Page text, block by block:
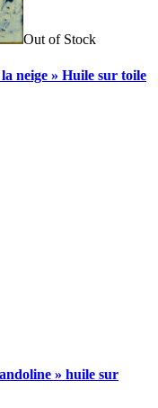
Out of Stock
neige » Huile sur toile
» huile sur